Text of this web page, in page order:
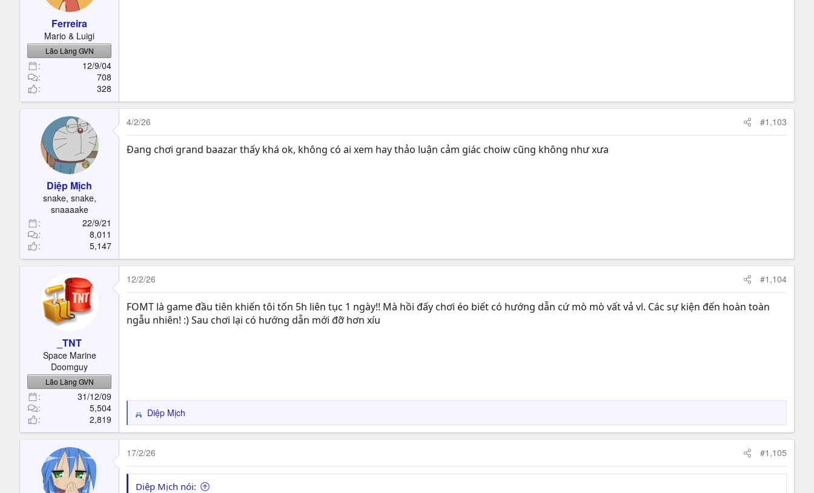
Ferreira
Mario & Luigi
Lão Làng GVN
12/9/04
708
328
Diệp Mịch
snake, snake,
snaaaake
22/9/21
8,011
5,147
4/2/26 #1,103
Đang chơi grand baazar thấy khá ok, không có ai xem hay thảo luận cảm giác choiw cũng không như xưa
_TNT
Space Marine
Doomguy
Lão Làng GVN
31/12/09
5,504
2,819
12/2/26 #1,104
FOMT là game đầu tiên khiến tôi tốn 5h liên tục 1 ngày!! Mà hồi đấy chơi éo biết có hướng dẫn cứ mò mò vất vả vl. Các sự kiện đến hoàn toàn
ngẫu nhiên! :) Sau chơi lại có hướng dẫn mới đỡ hơn xíu
R
e
a
c
t
i
o
Diệp Mịch
17/2/26 #1,105
Diệp Mịch nói: